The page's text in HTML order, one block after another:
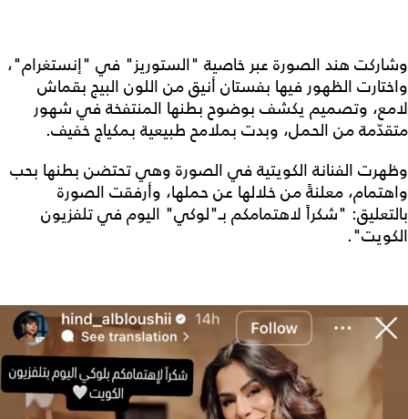
وشاركت هند الصورة عبر خاصية "الستوريز" في "إنستغرام"،
واختارت الظهور فيها بفستان أنيق من اللون البيج بقماش
لامع، وتصميم يكشف بوضوح بطنها المنتفخة في شهور
متقدّمة من الحمل، وبدت بملامح طبيعية بمكياج خفيف.
وظهرت الفنانة الكويتية في الصورة وهي تحتضن بطنها بحب
واهتمام، معلنةً من خلالها عن حملها، وأرفقت الصورة
بالتعليق: "شكراً لاهتمامكم بـ"لوكي" اليوم في تلفزيون
الكويت".